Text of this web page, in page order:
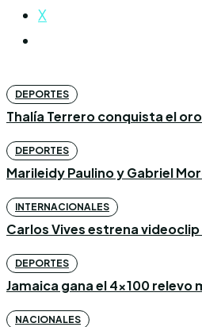
X
DEPORTES
Thalía Terrero conquista el
DEPORTES
Marileidy Paulino y Gabriel
INTERNACIONALES
Carlos Vives estrena videoclip
DEPORTES
Jamaica gana el 4×100
NACIONALES